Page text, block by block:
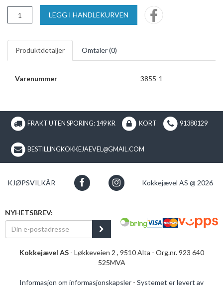
LEGG I HANDLEKURVEN
Produktdetaljer Omtaler (0)
Varenummer 3855-1
FRAKT UTEN SPORING: 149 KR KORT 91380129
BESTILLINGKOKKEJAEVEL@GMAIL.COM
KJØPSVILKÅR Kokkejævel AS @ 2026
NYHETSBREV:
Kokkejævel AS- Løkkeveien 2 , 9510 Alta - Org.nr. 923 640
525MVA
Informasjon om informasjonskapsler - Systemet er levert av